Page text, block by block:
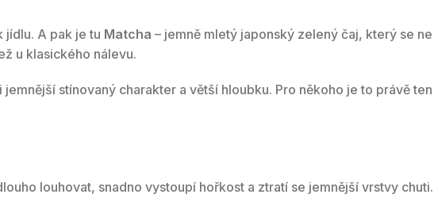
jídlu. A pak je tu Matcha – jemně mletý japonský zelený čaj, který se ne
u klasického nálevu.
stínovaný charakter a větší hloubku. Pro někoho je to právě ten
louhovat, snadno vystoupí hořkost a ztratí se jemnější vrstvy chuti.